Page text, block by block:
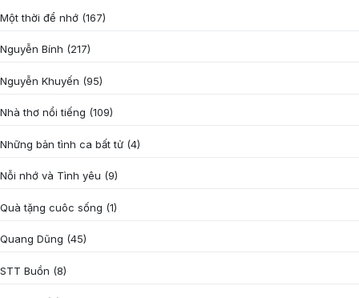
Một thời để nhớ (167)
Nguyễn Bính (217)
Nguyễn Khuyến (95)
Nhà thơ nổi tiếng (109)
Những bản tình ca bất tử (4)
Nỗi nhớ và Tình yêu (9)
Quà tặng cuôc sống (1)
Quang Dũng (45)
STT Buồn (8)